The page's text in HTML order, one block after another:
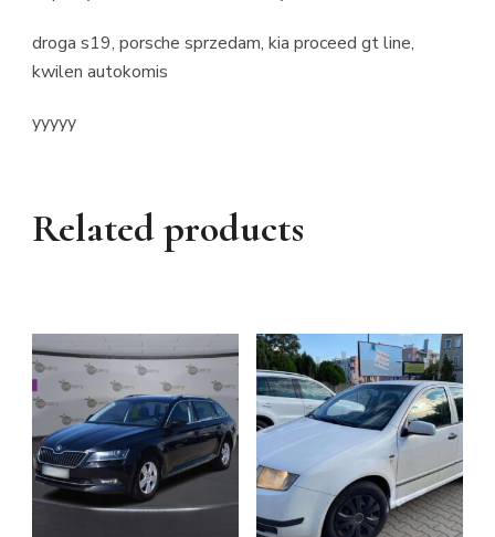
droga s19, porsche sprzedam, kia proceed gt line,
kwilen autokomis
yyyyy
Related products